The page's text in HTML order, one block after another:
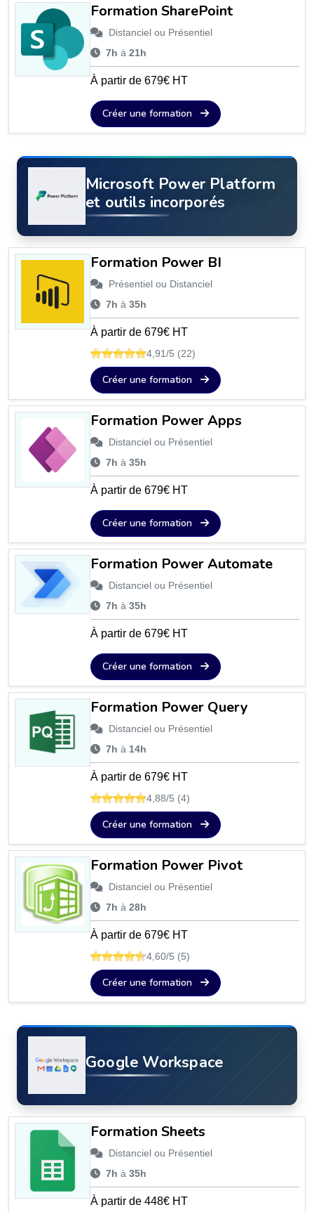
Formation SharePoint
Distanciel ou Présentiel
7h à 21h
À partir de 679€ HT
Créer une formation
Microsoft Power Platform
et outils incorporés
Formation Power BI
Présentiel ou Distanciel
7h à 35h
À partir de 679€ HT
4,91/5 (22)
Créer une formation
Formation Power Apps
Distanciel ou Présentiel
7h à 35h
À partir de 679€ HT
Créer une formation
Formation Power Automate
Distanciel ou Présentiel
7h à 35h
À partir de 679€ HT
Créer une formation
Formation Power Query
Distanciel ou Présentiel
7h à 14h
À partir de 679€ HT
4,88/5 (4)
Créer une formation
Formation Power Pivot
Distanciel ou Présentiel
7h à 28h
À partir de 679€ HT
4,60/5 (5)
Créer une formation
Google Workspace
Formation Sheets
Distanciel ou Présentiel
7h à 35h
À partir de 448€ HT